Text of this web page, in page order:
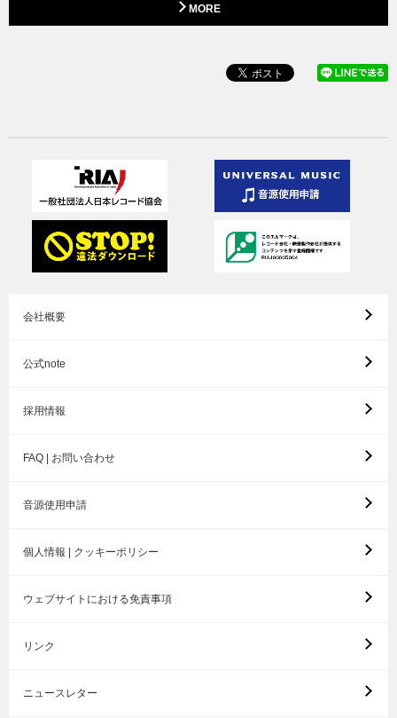
MORE
会社概要
公式note
採用情報
FAQ | お問い合わせ
音源使用申請
個人情報 | クッキーポリシー
ウェブサイトにおける免責事項
リンク
ニュースレター